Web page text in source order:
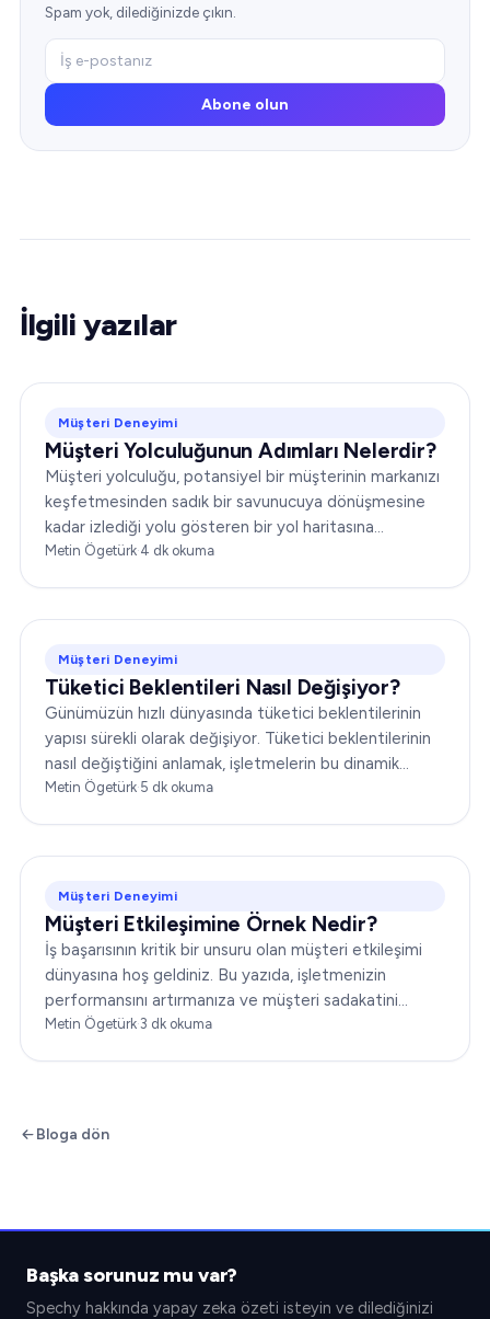
Spam yok, dilediğinizde çıkın.
Abone olun
İlgili yazılar
Müşteri Deneyimi
Müşteri Yolculuğunun Adımları Nelerdir?
Müşteri yolculuğu, potansiyel bir müşterinin markanızı
keşfetmesinden sadık bir savunucuya dönüşmesine
kadar izlediği yolu gösteren bir yol haritasına
benzetilebilir. Pazarlama ve müşteri hizmetleri
Metin Ögetürk·4 dk okuma
Müşteri Deneyimi
Tüketici Beklentileri Nasıl Değişiyor?
Günümüzün hızlı dünyasında tüketici beklentilerinin
yapısı sürekli olarak değişiyor. Tüketici beklentilerinin
nasıl değiştiğini anlamak, işletmelerin bu dinamik
ortamda başarılı olabilmesi için kritik öneme sahip...
Metin Ögetürk·5 dk okuma
Müşteri Deneyimi
Müşteri Etkileşimine Örnek Nedir?
İş başarısının kritik bir unsuru olan müşteri etkileşimi
dünyasına hoş geldiniz. Bu yazıda, işletmenizin
performansını artırmanıza ve müşteri sadakatini
güçlendirmenize yardımcı olacak çeşitli müşteri
Metin Ögetürk·3 dk okuma
Bloga dön
Başka sorunuz mu var?
Spechy hakkında yapay zeka özeti isteyin ve dilediğinizi